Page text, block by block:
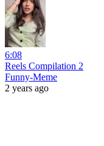
6:08
Reels Compilation 2
Funny-Meme
2 years ago